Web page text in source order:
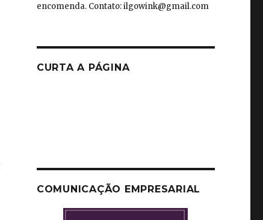
encomenda. Contato: ilgowink@gmail.com
CURTA A PÁGINA
COMUNICAÇÃO EMPRESARIAL